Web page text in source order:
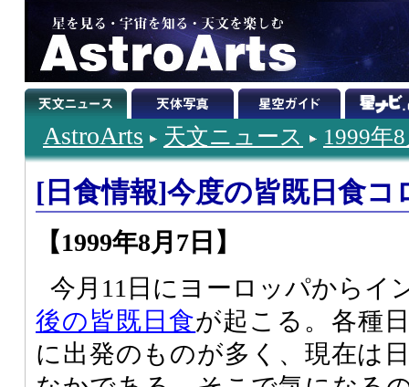
AstroArts 天文ニュース 1999年
[日食情報]今度の皆既日食コ
【1999年8月7日】
今月11日にヨーロッパからイ
後の皆既日食が起こる。各種
に出発のものが多く、現在は